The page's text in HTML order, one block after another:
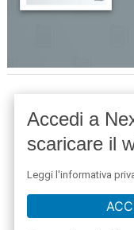
Accedi a
scaricare il
Leggi l'informativa